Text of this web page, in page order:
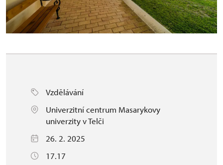
Vzdělávání
Univerzitní centrum Masarykovy
univerzity v Telči
26. 2. 2025
17.17